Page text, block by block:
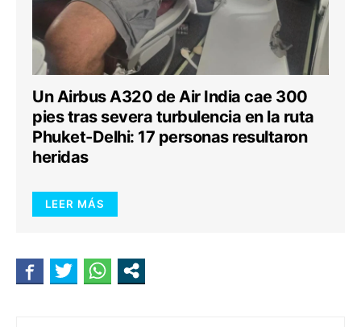
Un Airbus A320 de Air India cae 300
pies tras severa turbulencia en la ruta
Phuket-Delhi: 17 personas resultaron
heridas
LEER MÁS